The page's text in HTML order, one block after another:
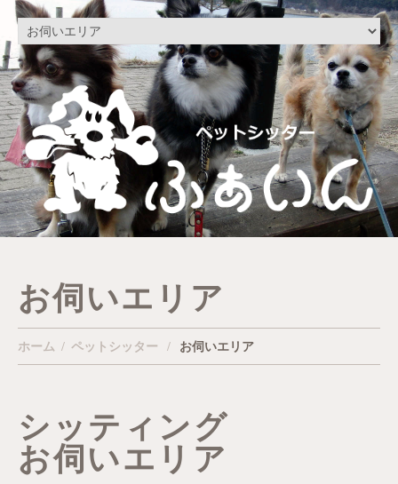
お伺いエリア
ホーム ペットシッター お伺いエリア
シッティング
お伺いエリア